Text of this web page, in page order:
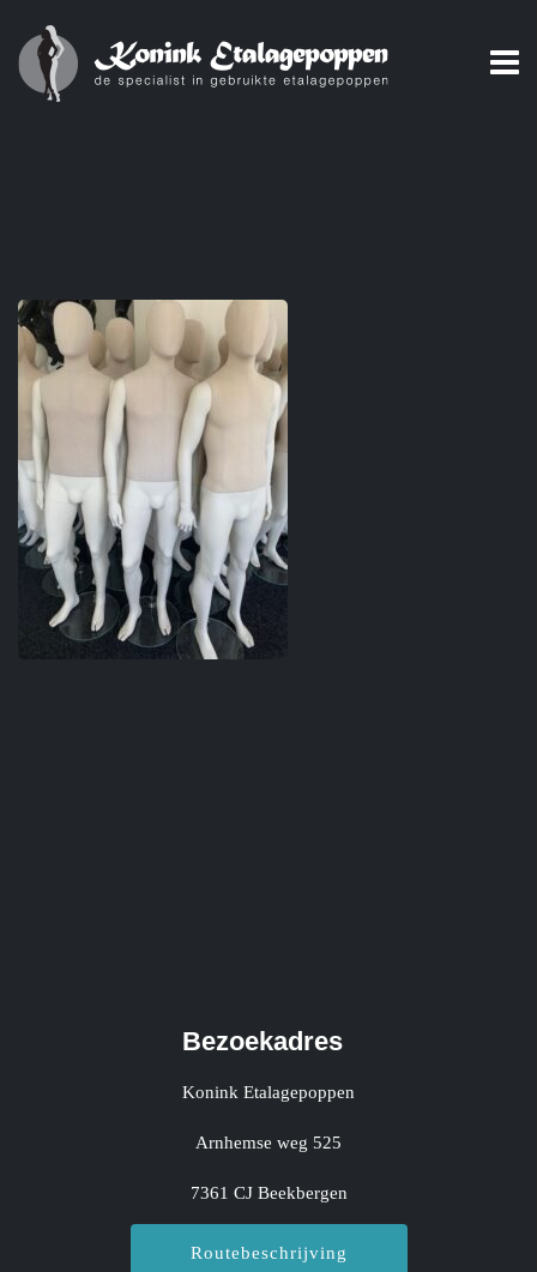
Bezoekadres
Konink Etalagepoppen
Arnhemse weg 525
7361 CJ Beekbergen
Routebeschrijving